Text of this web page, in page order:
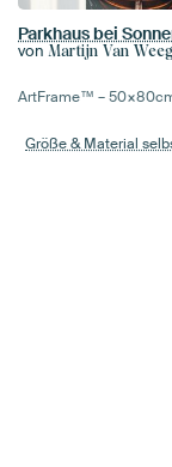
von Martijn Van
ArtFrame™ –50×80
Größe & Material